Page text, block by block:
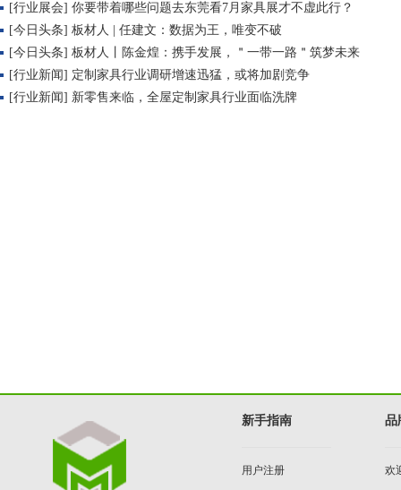
[行业展会] 你要带着哪些问题去东莞看7月家具展才不虚此行？
[今日头条] 板材人 | 任建文：数据为王，唯变不破
[今日头条] 板材人丨陈金煌：携手发展，＂一带一路＂筑梦未来
[行业新闻] 定制家具行业调研增速迅猛，或将加剧竞争
[行业新闻] 新零售来临，全屋定制家具行业面临洗牌
新手指南
用户注册
品
欢